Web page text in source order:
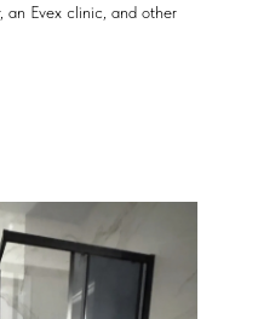
an Evex clinic, and other